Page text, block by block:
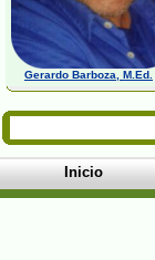
Gerardo Barboza, M.Ed.
Inicio